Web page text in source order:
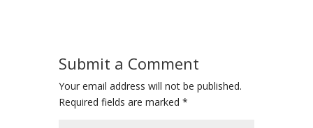
Submit a Comment
Your email address will not be published.
Required fields are marked *